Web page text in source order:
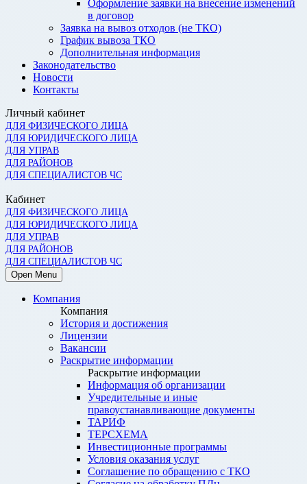
Оформление заявки на внесение изменений
в договор
Заявка на вывоз отходов (не ТКО)
График вывоза ТКО
Дополнительная информация
Законодательство
Новости
Контакты
Личный кабинет
ДЛЯ ФИЗИЧЕСКОГО ЛИЦА
ДЛЯ ЮРИДИЧЕСКОГО ЛИЦА
ДЛЯ УПРАВ
ДЛЯ РАЙОНОВ
ДЛЯ СПЕЦИАЛИСТОВ ЧС
Кабинет
ДЛЯ ФИЗИЧЕСКОГО ЛИЦА
ДЛЯ ЮРИДИЧЕСКОГО ЛИЦА
ДЛЯ УПРАВ
ДЛЯ РАЙОНОВ
ДЛЯ СПЕЦИАЛИСТОВ ЧС
Open Menu
Компания
Компания
История и достижения
Лицензии
Вакансии
Раскрытие информации
Раскрытие информации
Информация об организации
Учредительные и иные
правоустанавливающие документы
ТАРИФ
ТЕРСХЕМА
Инвестиционные программы
Условия оказания услуг
Соглашение по обращению с ТКО